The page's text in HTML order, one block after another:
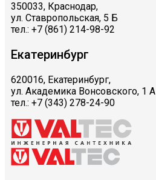
350033, Краснодар,
ул. Ставропольская, 5 Б
тел.: +7 (861) 214-98-92
Екатеринбург
620016, Екатеринбург,
ул. Академика Вонсовского, 1 А
тел.: +7 (343) 278-24-90